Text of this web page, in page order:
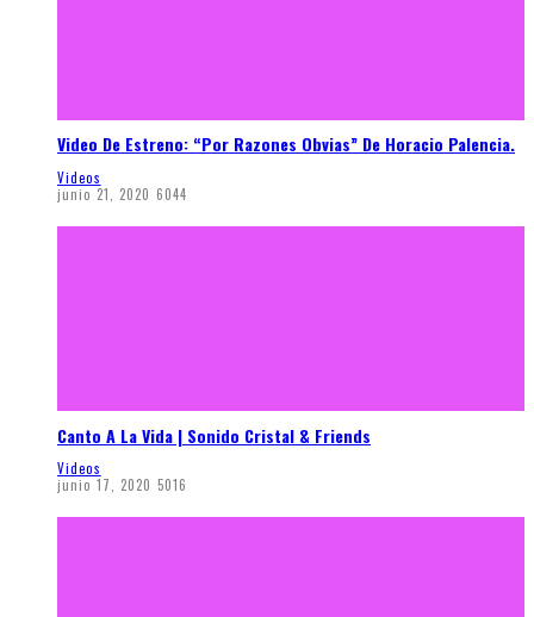
Video De Estreno: “Por Razones Obvias” De Horacio Palencia.
Videos
junio 21, 2020 6044
Canto A La Vida | Sonido Cristal & Friends
Videos
junio 17, 2020 5016